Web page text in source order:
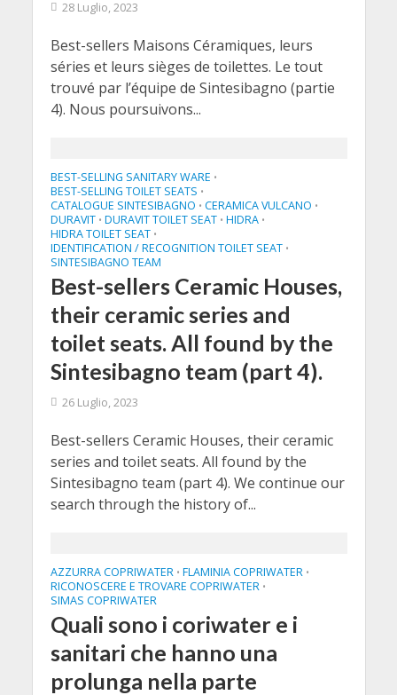
28 Luglio, 2023
Best-sellers Maisons Céramiques, leurs
séries et leurs sièges de toilettes. Le tout
trouvé par l’équipe de Sintesibagno (partie
4). Nous poursuivons...
BEST-SELLING SANITARY WARE •
BEST-SELLING TOILET SEATS •
CATALOGUE SINTESIBAGNO • CERAMICA VULCANO •
DURAVIT • DURAVIT TOILET SEAT • HIDRA •
HIDRA TOILET SEAT •
IDENTIFICATION / RECOGNITION TOILET SEAT •
SINTESIBAGNO TEAM
Best-sellers Ceramic Houses,
their ceramic series and
toilet seats. All found by the
Sintesibagno team (part 4).
26 Luglio, 2023
Best-sellers Ceramic Houses, their ceramic
series and toilet seats. All found by the
Sintesibagno team (part 4). We continue our
search through the history of...
AZZURRA COPRIWATER • FLAMINIA COPRIWATER •
RICONOSCERE E TROVARE COPRIWATER •
SIMAS COPRIWATER
Quali sono i coriwater e i
sanitari che hanno una
prolunga nella parte